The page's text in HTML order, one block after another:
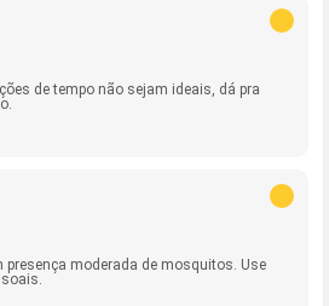
de tempo não sejam ideais, dá pra
presença moderada de mosquitos. Use